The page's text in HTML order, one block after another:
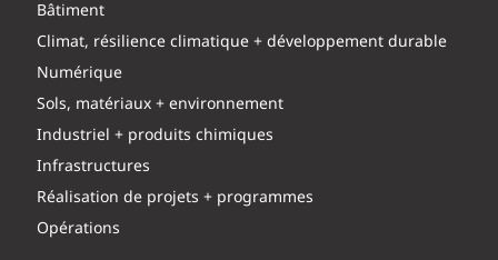
Bâtiment
Climat, résilience climatique + développement durable
Numérique
Sols, matériaux + environnement
Industriel + produits chimiques
Infrastructures
Réalisation de projets + programmes
Opérations